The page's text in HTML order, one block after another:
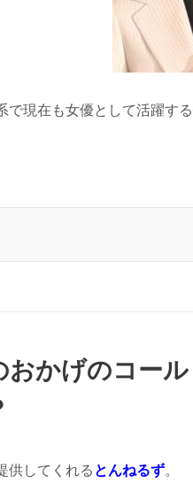
で現在も女優として活躍する
かげのコー
供してくれるとんねるず。